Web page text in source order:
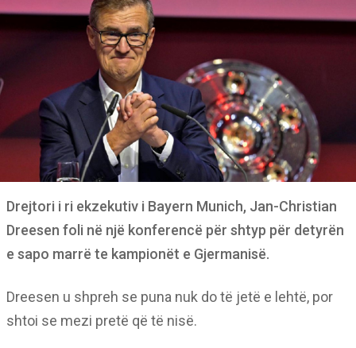
Drejtori i ri ekzekutiv i Bayern Munich, Jan-Christian
Dreesen foli në një konferencë për shtyp për detyrën
e sapo marrë te kampionët e Gjermanisë.
Dreesen u shpreh se puna nuk do të jetë e lehtë, por
shtoi se mezi pretë që të nisë.